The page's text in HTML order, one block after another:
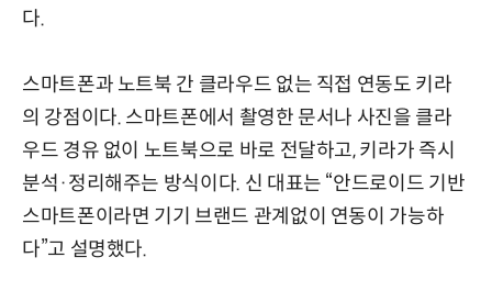
다.
스마트폰과 노트북 간 클라우드 없는 직접 연동도 키라
의 강점이다. 스마트폰에서 촬영한 문서나 사진을 클라
우드 경유 없이 노트북으로 바로 전달하고, 키라가 즉시
분석·정리해주는 방식이다. 신 대표는 “안드로이드 기반
스마트폰이라면 기기 브랜드 관계없이 연동이 가능하
다”고 설명했다.